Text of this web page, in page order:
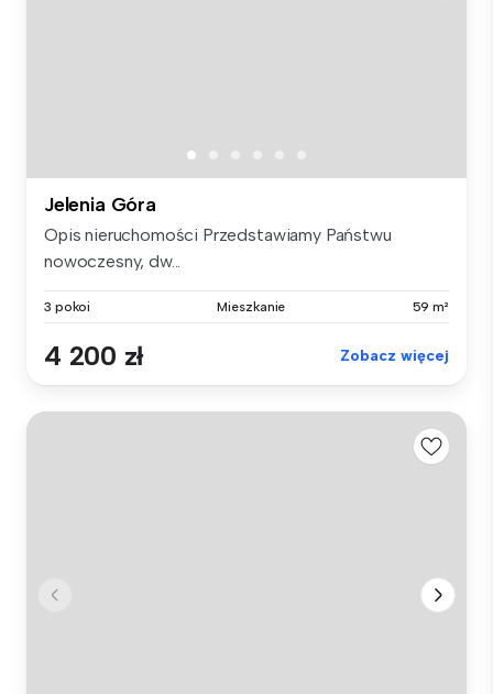
Jelenia Góra
Opis nieruchomości Przedstawiamy Państwu
nowoczesny, dw...
3 pokoi Mieszkanie 59 m²
4 200 zł Zobacz więcej